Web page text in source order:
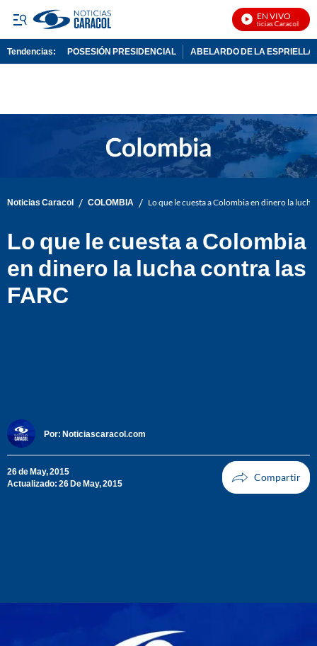
EN VIVO
Noticias Caracol En
Tendencias: POSESIÓN PRESIDENCIAL ABELARDO DE LA ESPRIELLA
Noticias Caracol / COLOMBIA / Lo que le cuesta a Colombia en dinero la
Lo que le cuesta a Colombia
en dinero la lucha contra las
FARC
Por: Noticiascaracol.com
26 de May, 2015
Actualizado: 26 De May, 2015